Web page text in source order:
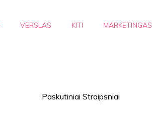
VERSLAS KITI MARKETINGAS
Paskutiniai Straipsniai